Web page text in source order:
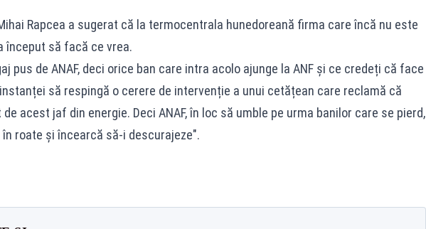
Rapcea a sugerat că la termocentrala hunedoreană firma care încă nu este
început să facă ce vrea.
pus de ANAF, deci orice ban care intra acolo ajunge la ANF și ce credeți că face
instanței să respingă o cerere de intervenție a unui cetățean care reclamă că
acest jaf din energie. Deci ANAF, în loc să umble pe urma banilor care se pierd,
în roate și încearcă să-i descurajeze".